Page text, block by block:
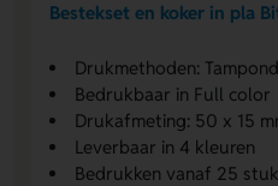
Bestekset en koker in pla
Drukmethoden:
Bedrukbaar in Full color
Drukafmeting: 50 x 15
Leverbaar in 4 kleuren
Bedrukken vanaf 25